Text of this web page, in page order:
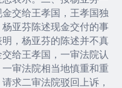
交给王孝国，王孝国独
亚芬陈述现金交付的事
，杨亚芬的陈述并不真
给王孝国，一审法院认
审法院相当地慎重和重
求二审法院驳回上诉，